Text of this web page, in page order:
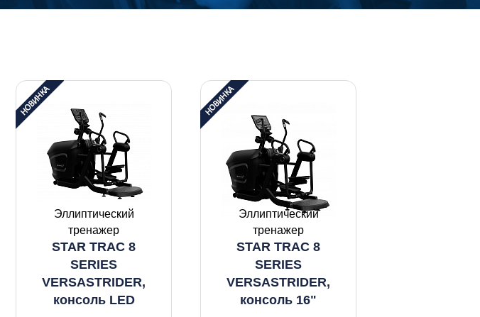
Эллиптический
тренажер
STAR TRAC 8
SERIES
VERSASTRIDER,
консоль LED
Эллиптический
тренажер
STAR TRAC 8
SERIES
VERSASTRIDER,
консоль 16"